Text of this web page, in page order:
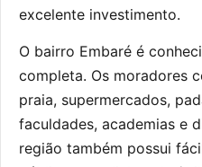
excelente investimento.
O bairro Embaré é
completa. Os moradores
praia, supermercados,
faculdades, academias e
região também possui